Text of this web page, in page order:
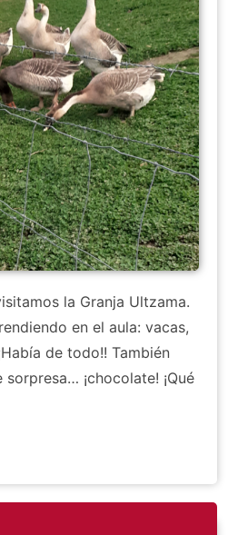
la Granja Ultzama.
en el aula: vacas,
de todo!! También
¡chocolate! ¡Qué